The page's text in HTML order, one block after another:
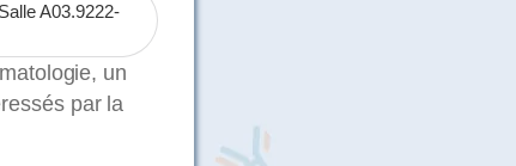
A03.9222-
un
par la